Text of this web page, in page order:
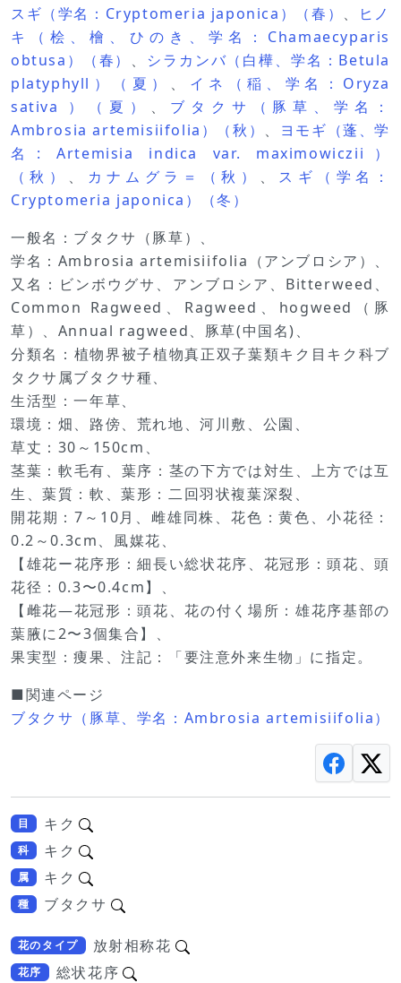
スギ（学名：Cryptomeria japonica）（春） 、
ヒノ
キ（桧、檜、ひのき、学名：Chamaecyparis
obtusa）（春） 、 シラカンバ（白樺、学名：Betula
platyphyll）（夏） 、 イネ（稲、学名：Oryza
sativa ）（夏）
、 ブタクサ（豚草、学名：
Ambrosia artemisiifolia）（秋） 、 ヨモギ（蓬、学
名: Artemisia indica var. maximowiczii）
（秋） 、 カナムグラ＝（秋） 、 スギ（学名：
Cryptomeria japonica）（冬）
一般名：ブタクサ（豚草）、
学名：Ambrosia artemisiifolia（アンブロシア）、
又名：ビンボウグサ、アンブロシア、Bitterweed、
Common Ragweed、Ragweed、hogweed（豚
草）、Annual ragweed、豚草(中国名)、
分類名：植物界被子植物真正双子葉類キク目キク科ブ
タクサ属ブタクサ種、
生活型：一年草、
環境：畑、路傍、荒れ地、河川敷、公園、
草丈：30～150cm、
茎葉：軟毛有、葉序：茎の下方では対生、上方では互
生、葉質：軟、葉形：二回羽状複葉深裂、
開花期：7～10月、雌雄同株、花色：黄色、小花径：
0.2～0.3cm、風媒花、
【雄花ー花序形：細長い総状花序、花冠形：頭花、頭
花径：0.3〜0.4cm】、
【雌花―花冠形：頭花、花の付く場所：雄花序基部の
葉腋に2〜3個集合】、
果実型：痩果、注記：「要注意外来生物」に指定。
■関連ページ
ブタクサ（豚草、学名：Ambrosia artemisiifolia）
目 キク
科 キク
属 キク
種 ブタクサ
花のタイプ 放射相称花
花序 総状花序